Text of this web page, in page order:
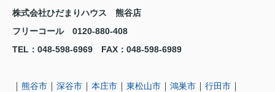
株式会社ひだまりハウス 熊谷店
フリーコール 0120-880-408
TEL ：048-598-6969 FAX ： 048-598-6989
｜ 熊谷市 ｜ 深谷市 ｜ 本庄市 ｜ 東松山市 ｜ 鴻巣市 ｜ 行田市 ｜